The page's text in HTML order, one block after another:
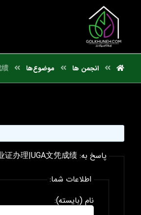
انجمن ها موضوع‌ها
پاسخ به: 国外文凭推荐佐治亚大学硕士毕业证办理|UGA文凭成绩
اطلاعات شما:
نام (بایسته):